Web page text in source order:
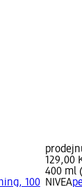
100
129,00
400 ml
NIVEA